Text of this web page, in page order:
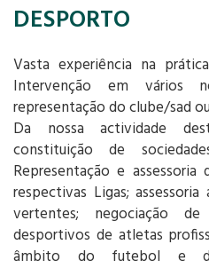
DESPORTO
Vasta experiência na
Intervenção em vários
representação do clube/sad
Da nossa actividade
constituição de
Representação e
respectivas Ligas;
vertentes; negociação
desportivos de atletas
âmbito do futebol e